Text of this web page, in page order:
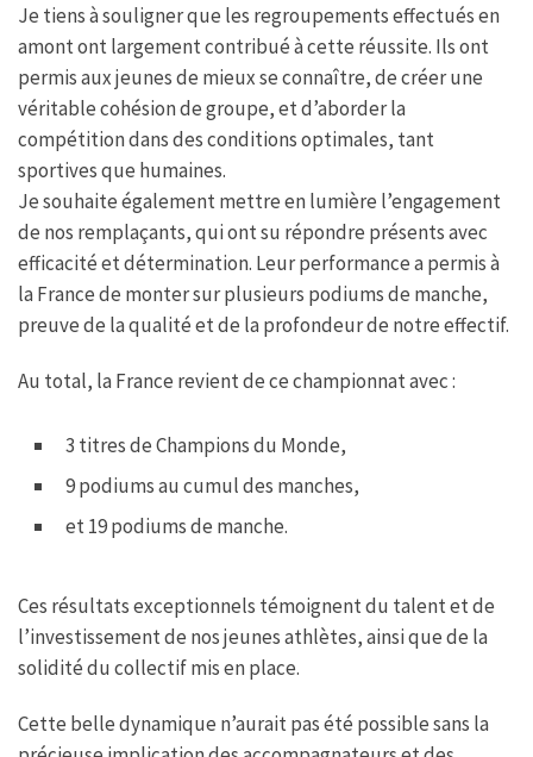
Je tiens à souligner que les regroupements effectués en
amont ont largement contribué à cette réussite. Ils ont
permis aux jeunes de mieux se connaître, de créer une
véritable cohésion de groupe, et d’aborder la
compétition dans des conditions optimales, tant
sportives que humaines.
Je souhaite également mettre en lumière l’engagement
de nos remplaçants, qui ont su répondre présents avec
efficacité et détermination. Leur performance a permis à
la France de monter sur plusieurs podiums de manche,
preuve de la qualité et de la profondeur de notre effectif.
Au total, la France revient de ce championnat avec :
3 titres de Champions du Monde,
9 podiums au cumul des manches,
et 19 podiums de manche.
Ces résultats exceptionnels témoignent du talent et de
l’investissement de nos jeunes athlètes, ainsi que de la
solidité du collectif mis en place.
Cette belle dynamique n’aurait pas été possible sans la